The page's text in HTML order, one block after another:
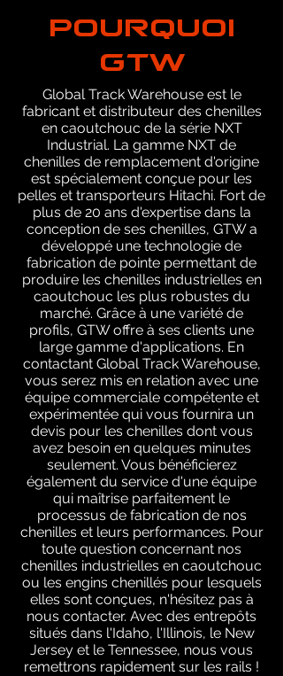
POURQUOI
GTW
Global Track Warehouse est le
fabricant et distributeur des chenilles
en caoutchouc de la série NXT
Industrial. La gamme NXT de
chenilles de remplacement d'origine
est spécialement conçue pour les
pelles et transporteurs Hitachi. Fort de
plus de 20 ans d'expertise dans la
conception de ses chenilles, GTW a
développé une technologie de
fabrication de pointe permettant de
produire les chenilles industrielles en
caoutchouc les plus robustes du
marché. Grâce à une variété de
profils, GTW offre à ses clients une
large gamme d'applications. En
contactant Global Track Warehouse,
vous serez mis en relation avec une
équipe commerciale compétente et
expérimentée qui vous fournira un
devis pour les chenilles dont vous
avez besoin en quelques minutes
seulement. Vous bénéficierez
également du service d'une équipe
qui maîtrise parfaitement le
processus de fabrication de nos
chenilles et leurs performances. Pour
toute question concernant nos
chenilles industrielles en caoutchouc
ou les engins chenillés pour lesquels
elles sont conçues, n'hésitez pas à
nous contacter. Avec des entrepôts
situés dans l'Idaho, l'Illinois, le New
Jersey et le Tennessee, nous vous
remettrons rapidement sur les rails !